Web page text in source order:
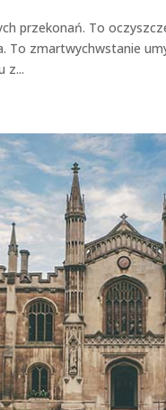
przekonań. To
To zmartwychwstanie
z...